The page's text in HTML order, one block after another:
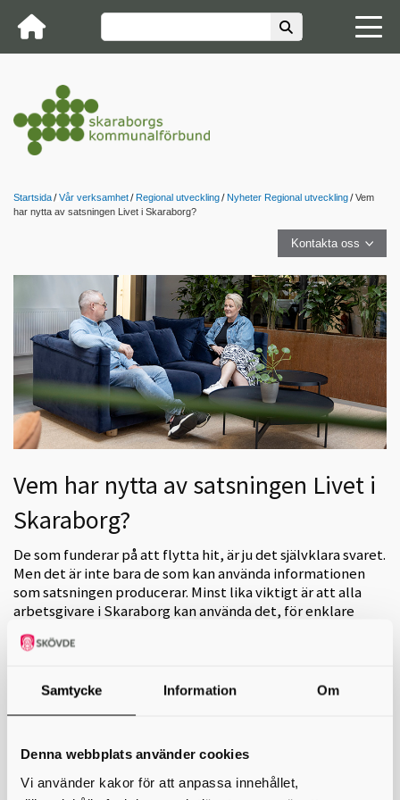
Samtycke Information Om
Denna webbplats använder cookies
Vi använder kakor för att anpassa innehållet,
Startsida Vår verksamhet Regional utveckling Nyheter Regional utveckling
Vem
har nytta av satsningen Livet i Skaraborg?
Kontakta oss
Vem har nytta av satsningen Livet i
Skaraborg?
De som funderar på att flytta hit, är ju det självklara svaret.
Men det är inte bara de som kan använda informationen
som satsningen producerar. Minst lika viktigt är att alla
arbetsgivare i Skaraborg kan använda det, för enklare
kunna rekrytera rätt personer.
inspiration för att visa fördelarna med Skaraborg. Genom att använda
På vår hemsida och i våra informationsblad finns generell information.
kontakta inflyttarguiderna är enkelt, helt utan förbindelser och